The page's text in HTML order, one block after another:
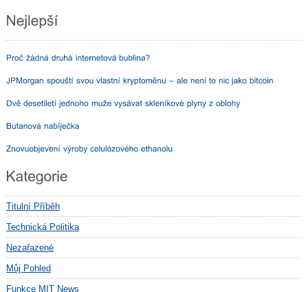
Titulní Příběh
Technická Politika
Nezařazené
Můj Pohled
Funkce MIT News